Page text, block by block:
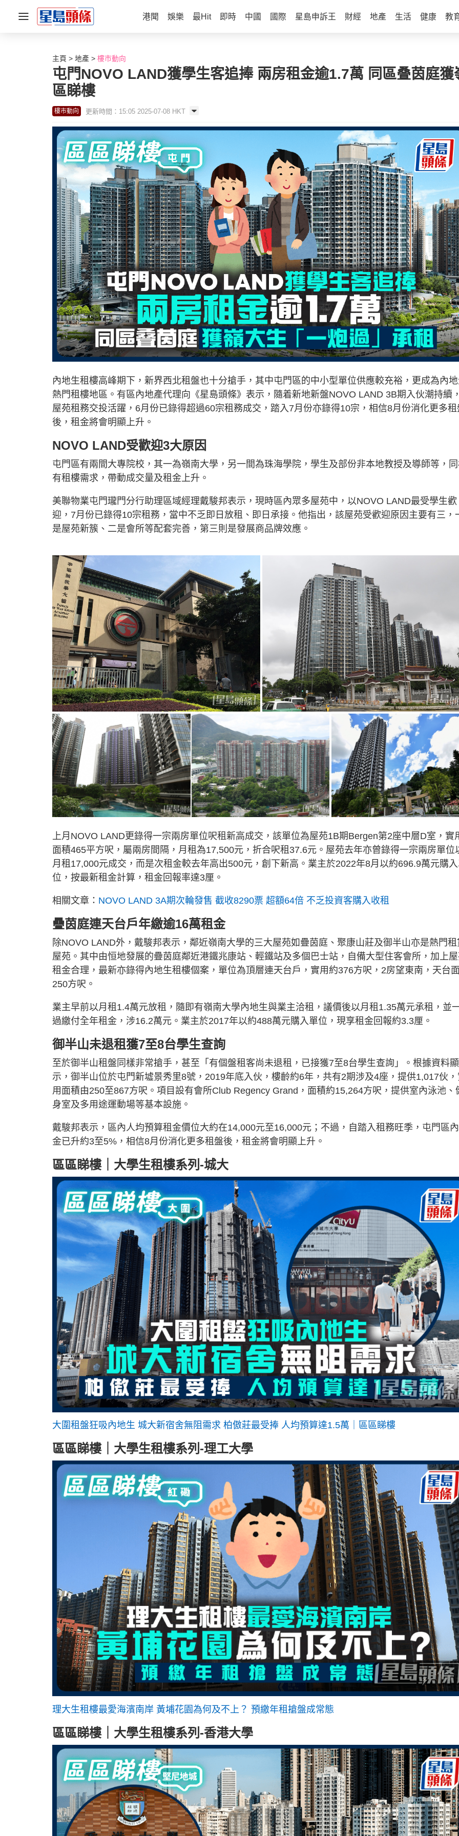
港聞 娛樂 最Hit 即時 中國 國際 星島申訴王 財經 地產 生活 健康 教
主頁 地產 樓市動向
屯門NOVO LAND獲學生客追捧 兩房租金逾1.7萬 同區叠茵庭
區睇樓
樓市動向 更新時間：15:05 2025-07-08 HKT
內地生租樓高峰期下，新界西北租盤也十分搶手，其中屯門區的中小型單位供應較充裕，更成為內
熱門租樓地區。有區內地產代理向《星島頭條》表示，隨着新地新盤NOVO LAND 3B期入伙潮持續，
屋苑租務交投活躍，6月份已錄得超過60宗租務成交，踏入7月份亦錄得10宗，相信8月份消化更多租
後，租金將會明顯上升。
NOVO LAND受歡迎3大原因
屯門區有兩間大專院校，其一為嶺南大學，另一間為珠海學院，學生及部份非本地教授及導師等，
有租樓需求，帶動成交量及租金上升。
美聯物業屯門瓏門分行助理區域經理戴駿邦表示，現時區內眾多屋苑中，以NOVO LAND最受學生歡
迎，7月份已錄得10宗租務，當中不乏即日放租、即日承接。他指出，該屋苑受歡迎原因主要有三，
是屋苑新簇、二是會所等配套完善，第三則是發展商品牌效應。
上月NOVO LAND更錄得一宗兩房單位呎租新高成交，該單位為屋苑1B期Bergen第2座中層D室，實
面積465平方呎，屬兩房間隔，月租為17,500元，折合呎租37.6元。屋苑去年亦曾錄得一宗兩房單位
月租17,000元成交，而是次租金較去年高出500元，創下新高。業主於2022年8月以約696.9萬元購
位，按最新租金計算，租金回報率達3厘。
相關文章： NOVO LAND 3A期次輪發售 截收8290票 超額64倍 不乏投資客購入收租
疊茵庭連天台戶年繳逾16萬租金
除NOVO LAND外，戴駿邦表示，鄰近嶺南大學的三大屋苑如疊茵庭、聚康山莊及御半山亦是熱門租
屋苑。其中由恒地發展的疊茵庭鄰近港鐵兆康站、輕鐵站及多個巴士站，自備大型住客會所，加上
租金合理，最新亦錄得內地生租樓個案，單位為頂層連天台戶，實用約376方呎，2房望東南，天台
250方呎。
業主早前以月租1.4萬元放租，隨即有嶺南大學內地生與業主洽租，議價後以月租1.35萬元承租，並
過繳付全年租金，涉16.2萬元。業主於2017年以約488萬元購入單位，現享租金回報約3.3厘。
御半山未退租獲7至8台學生查詢
至於御半山租盤同樣非常搶手，甚至「有個盤租客尚未退租，已接獲7至8台學生查詢」。根據資料顯
示，御半山位於屯門新墟景秀里8號，2019年底入伙，樓齡約6年，共有2期涉及4座，提供1,017伙
用面積由250至867方呎。項目設有會所Club Regency Grand，面積約15,264方呎，提供室內泳池、
身室及多用途運動場等基本設施。
戴駿邦表示，區內人均預算租金價位大約在14,000元至16,000元；不過，自踏入租務旺季，屯門區
金已升約3至5%，相信8月份消化更多租盤後，租金將會明顯上升。
區區睇樓｜大學生租樓系列-城大
大圍租盤狂吸內地生 城大新宿舍無阻需求 柏傲莊最受捧 人均預算達1.5萬｜區區睇樓
區區睇樓｜大學生租樓系列-理工大學
理大生租樓最愛海濱南岸 黃埔花園為何及不上？ 預繳年租搶盤成常態
區區睇樓｜大學生租樓系列-香港大學